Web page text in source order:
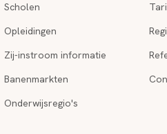
Scholen
Opleidingen
Zij-instroom informatie
Banenmarkten
Onderwijsregio's